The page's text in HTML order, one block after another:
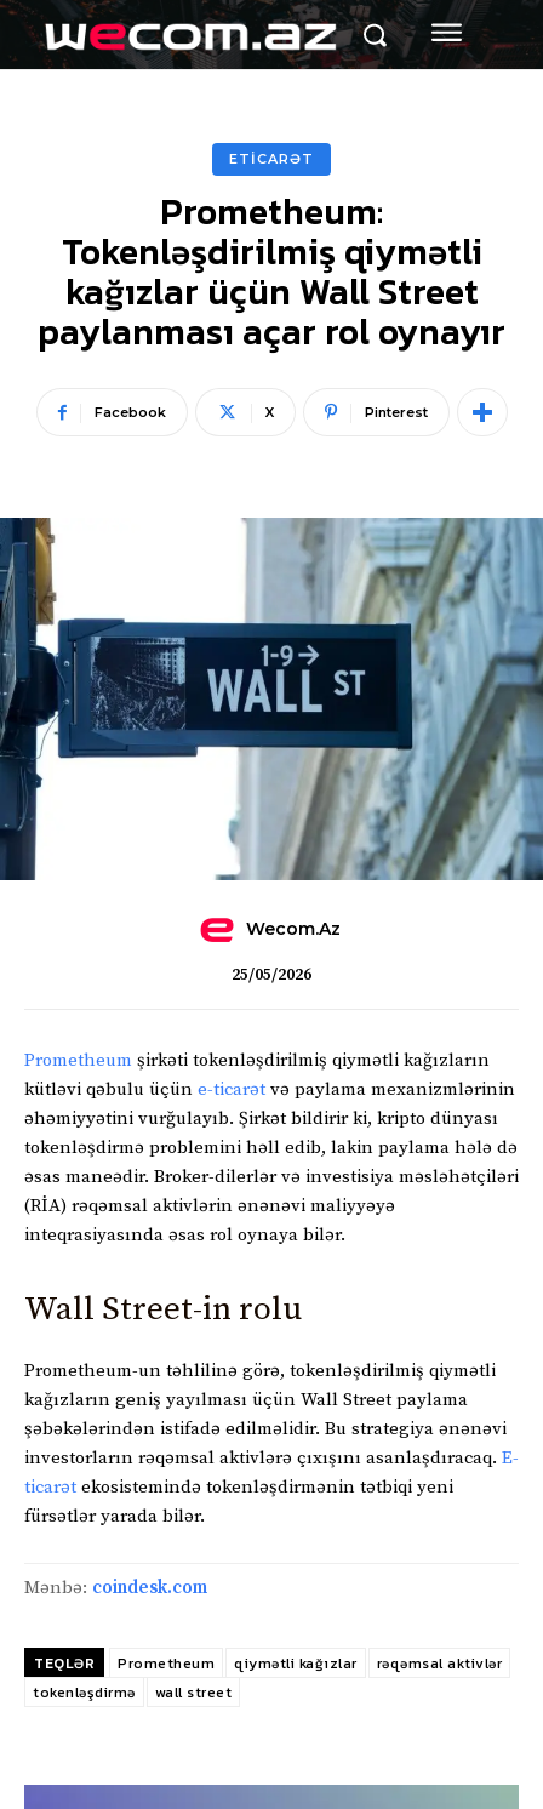
ETİCARƏT
Prometheum:
Tokenləşdirilmiş qiymətli
kağızlar üçün Wall Street
paylanması açar rol oynayır
Facebook X Pinterest
Wecom.az
25/05/2026
Prometheum şirkəti tokenləşdirilmiş qiymətli kağızların
kütləvi qəbulu üçün e-ticarət və paylama mexanizmlərinin
əhəmiyyətini vurğulayıb. Şirkət bildirir ki, kripto dünyası
tokenləşdirmə problemini həll edib, lakin paylama hələ də
əsas maneədir. Broker-dilerlər və investisiya məsləhətçiləri
(RİA) rəqəmsal aktivlərin ənənəvi maliyyəyə
inteqrasiyasında əsas rol oynaya bilər.
Wall Street-in rolu
Prometheum-un təhlilinə görə, tokenləşdirilmiş qiymətli
kağızların geniş yayılması üçün Wall Street paylama
şəbəkələrindən istifadə edilməlidir. Bu strategiya ənənəvi
investorların rəqəmsal aktivlərə çıxışını asanlaşdıracaq. E-
ticarət ekosistemində tokenləşdirmənin tətbiqi yeni
fürsətlər yarada bilər.
Mənbə: coindesk.com
TEQLƏR Prometheum qiymətli kağızlar
rəqəmsal aktivlər
tokenləşdirmə
wall street